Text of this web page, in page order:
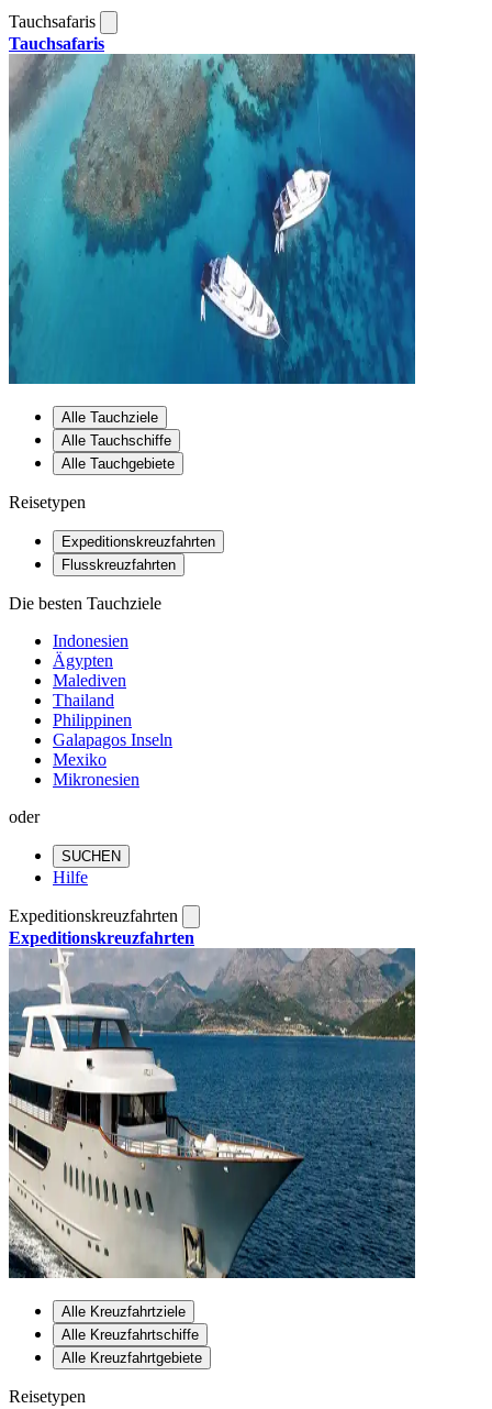
Tauchsafaris
Tauchsafaris
Alle Tauchziele
Alle Tauchschiffe
Alle Tauchgebiete
Reisetypen
Expeditionskreuzfahrten
Flusskreuzfahrten
Die besten Tauchziele
Indonesien
Ägypten
Malediven
Thailand
Philippinen
Galapagos Inseln
Mexiko
Mikronesien
oder
SUCHEN
Hilfe
Expeditionskreuzfahrten
Expeditionskreuzfahrten
Alle Kreuzfahrtziele
Alle Kreuzfahrtschiffe
Alle Kreuzfahrtgebiete
Reisetypen